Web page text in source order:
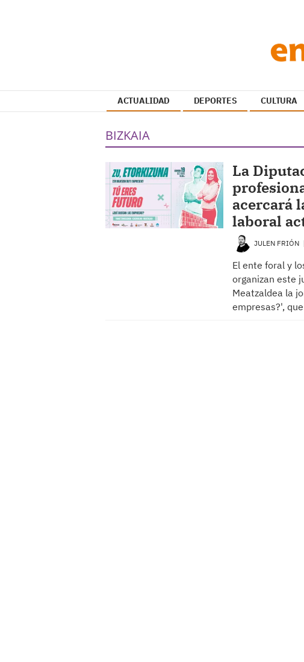
ACTUALIDAD DEPORTES CULTURA
BIZKAIA
La
acercará
laboral
JULEN FRIÓN
El ente foral y
organizan este
Meatzaldea la
empresas?',